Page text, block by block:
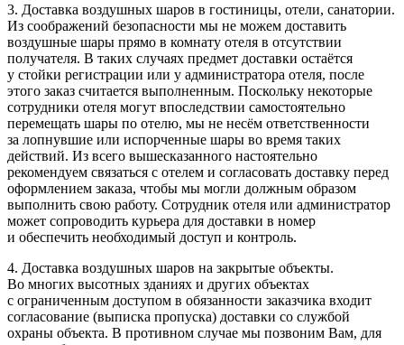
3. Доставка воздушных шаров в гостиницы, отели, санатории.
Из соображений безопасности мы не можем доставить
воздушные шары прямо в комнату отеля в отсутствии
получателя. В таких случаях предмет доставки остаётся
у стойки регистрации или у администратора отеля, после
этого заказ считается выполненным. Поскольку некоторые
сотрудники отеля могут впоследствии самостоятельно
перемещать шары по отелю, мы не несём ответственности
за лопнувшие или испорченные шары во время таких
действий. Из всего вышесказанного настоятельно
рекомендуем связаться с отелем и согласовать доставку перед
оформлением заказа, чтобы мы могли должным образом
выполнить свою работу. Сотрудник отеля или администратор
может сопроводить курьера для доставки в номер
и обеспечить необходимый доступ и контроль.
4. Доставка воздушных шаров на закрытые объекты.
Во многих высотных зданиях и других объектах
с ограниченным доступом в обязанности заказчика входит
согласование (выписка пропуска) доставки со службой
охраны объекта. В противном случае мы позвоним Вам, для